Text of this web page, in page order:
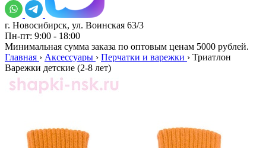
г. Новосибирск, ул. Воинская 63/3
Пн-пт: 9:00 - 18:00
Минимальная сумма заказа по оптовым ценам 5000 рублей.
Главная › Аксессуары › Перчатки и варежки › Триатлон
Варежки детские (2-8 лет)